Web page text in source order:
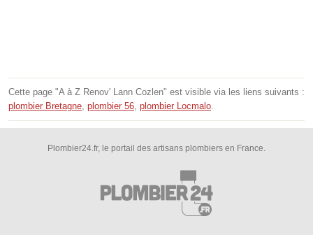
Cette page "A à Z Renov' Lann Cozlen" est visible via les liens suivants :
plombier Bretagne plombier 56 plombier Locmalo
Plombier24.fr, le portail des artisans plombiers en France.